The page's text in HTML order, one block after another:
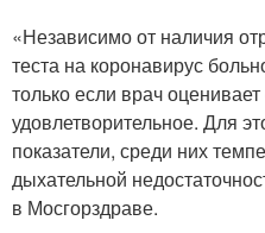
«Независимо от наличия
теста на коронавирус
только если врач
удовлетворительное. Для
показатели, среди них
дыхательной
в Мосгорздраве.